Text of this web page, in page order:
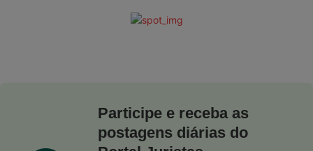
Participe e receba as
postagens diárias do